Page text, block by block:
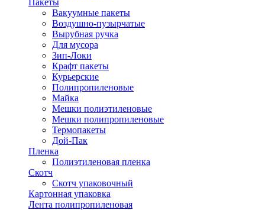
Вакуумные пакеты
Воздушно-пузырчатые
Вырубная ручка
Для мусора
Зип-Локи
Крафт пакеты
Курьерские
Полипропиленовые
Майка
Мешки полиэтиленовые
Мешки полипропиленовые
Термопакеты
Дой-Пак
Пленка
Полиэтиленовая пленка
Скотч
Скотч упаковочный
Картонная упаковка
Лента полипропиленовая